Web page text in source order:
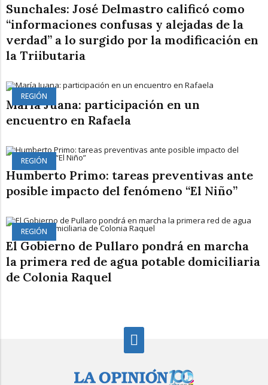
Sunchales: José Delmastro calificó como
“informaciones confusas y alejadas de la
verdad” a lo surgido por la modificación en
la Triibutaria
REGIÓN
María Juana: participación en un
encuentro en Rafaela
REGIÓN
Humberto Primo: tareas preventivas ante
posible impacto del fenómeno “El Niño”
REGIÓN
El Gobierno de Pullaro pondrá en marcha
la primera red de agua potable domiciliaria
de Colonia Raquel